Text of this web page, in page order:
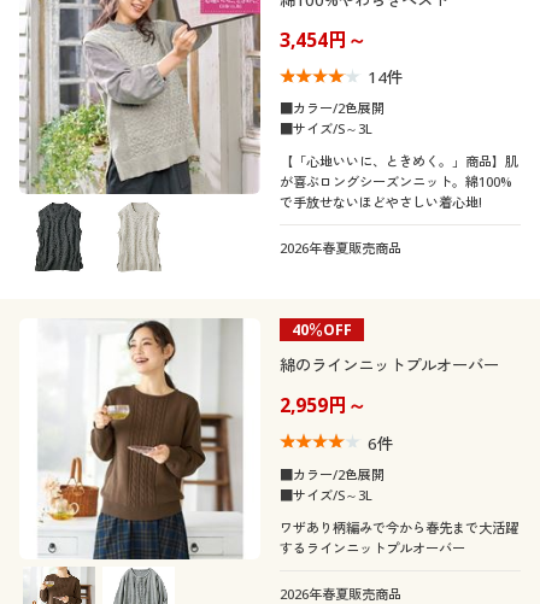
3,454円～
14件
■カラー/2色展開
■サイズ/S～3L
【「心地いいに、ときめく。」商品】肌
が喜ぶロングシーズンニット。綿100%
で手放せないほどやさしい着心地!
2026年春夏販売商品
40％OFF
綿のラインニットプルオーバー
2,959円～
6件
■カラー/2色展開
■サイズ/S～3L
ワザあり柄編みで今から春先まで大活躍
するラインニットプルオーバー
2026年春夏販売商品